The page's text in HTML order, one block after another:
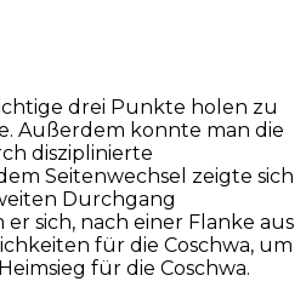
drei Punkte holen zu
Außerdem konnte man die
disziplinierte
Seitenwechsel zeigte sich
Durchgang
sich, nach einer Flanke aus
für die Coschwa, um
für die Coschwa.